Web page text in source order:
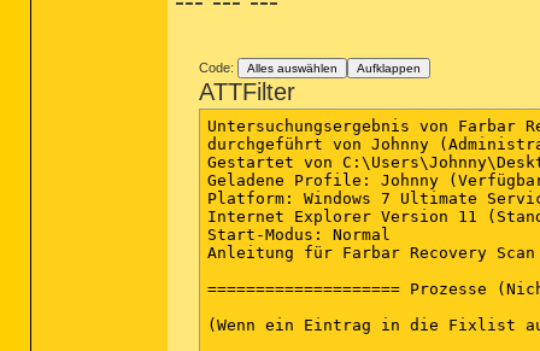
(Apple Inc.) C:\Program
(Microsoft Corporation)
(Mozilla Corporation)
(Avira Operations GmbH & Co.
(Oracle Corporation) C:\Program
(Adobe Systems, Inc.)
(Adobe Systems, Inc.)
(Adobe Systems Incorporated)
(Malwarebytes Corporation)
Code: Alles auswählen Aufklappen
ATTFilter
Untersuchungsergebnis von Farbar
durchgeführt von Johnny
Gestartet von
Geladene Profile: Johnny
Platform: Windows 7 Ultimate
Internet Explorer Version 11
Start-Modus: Normal
Anleitung für Farbar Recovery
==================== Prozesse
(Wenn ein Eintrag in die Fixlist